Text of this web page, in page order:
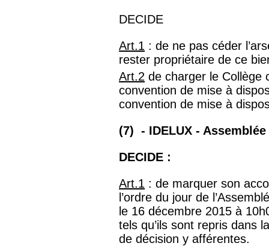
DECIDE
Art.1 : de ne pas céder
rester propriétaire de ce
Art.2 de charger le Collège
convention de mise à
convention de mise à
(7) - IDELUX -
DECIDE :
Art.1 : de marquer son
l’ordre du jour de
le 16 décembre 2015 à
tels qu’ils sont repris dans
de décision y afférentes.